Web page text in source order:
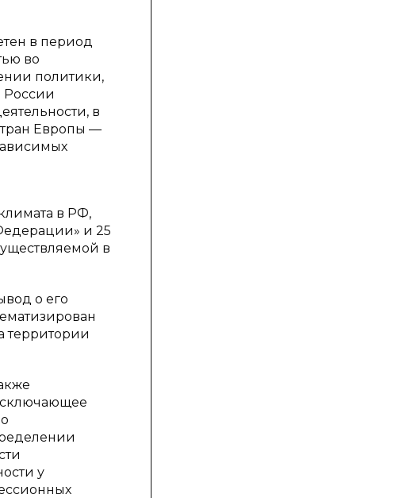
в период
во
политики,
России
в
Европы —
в РФ,
и 25
в
о его
территории
у